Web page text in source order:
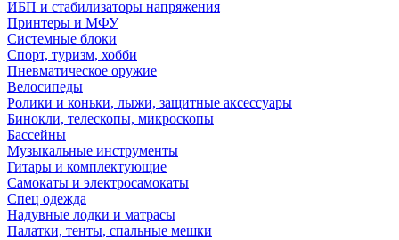
ИБП и стабилизаторы напряжения
Принтеры и МФУ
Системные блоки
Спорт, туризм, хобби
Пневматическое оружие
Велосипеды
Ролики и коньки, лыжи, защитные аксессуары
Бинокли, телескопы, микроскопы
Бассейны
Музыкальные инструменты
Гитары и комплектующие
Самокаты и электросамокаты
Спец одежда
Надувные лодки и матрасы
Палатки, тенты, спальные мешки